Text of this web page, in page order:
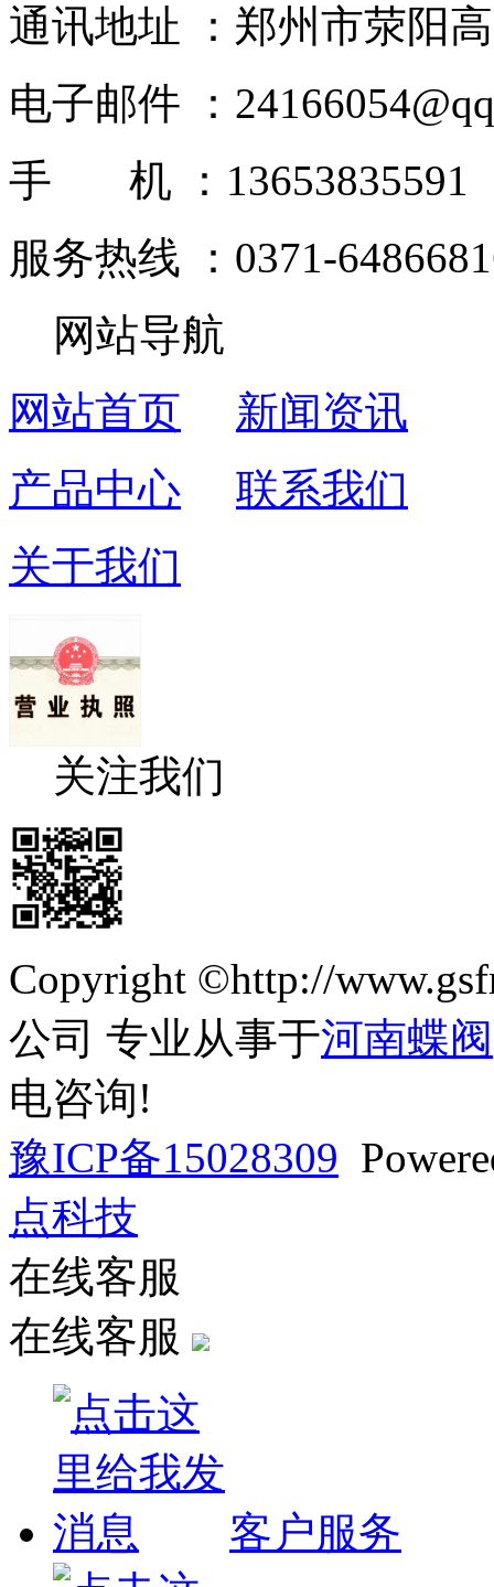
通讯地址 ：郑州市荥阳
电子邮件 ：
手 机 ：
服务热线 ：0371-
网站导航
网站首页
新闻资讯
产品中心
联系我们
关于我们
关注我们
Copyright ©http://
公司 专业从事于河南蝶阀
电咨询!
豫ICP备15028309
点科技
在线客服
在线客服
客户服务